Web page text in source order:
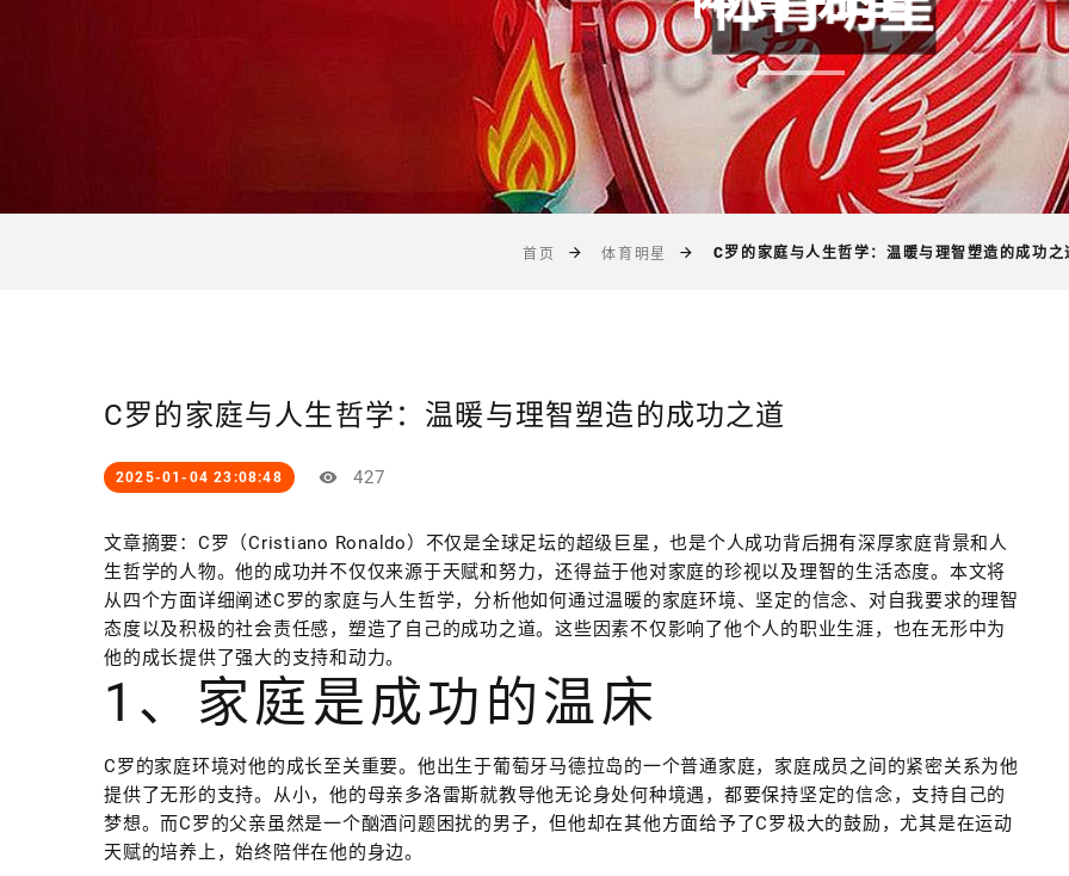
首页 体育明星 C罗的家庭与人生哲学：温暖与理智塑造的成功之
C罗的家庭与人生哲学：温暖与理智塑造的成功之道
2025-01-04 23:08:48 427
文章摘要：C罗（Cristiano Ronaldo）不仅是全球足坛的超级巨星，也是个人成功背后拥有深厚家庭背景和人
生哲学的人物。他的成功并不仅仅来源于天赋和努力，还得益于他对家庭的珍视以及理智的生活态度。本文将
从四个方面详细阐述C罗的家庭与人生哲学，分析他如何通过温暖的家庭环境、坚定的信念、对自我要求的理智
态度以及积极的社会责任感，塑造了自己的成功之道。这些因素不仅影响了他个人的职业生涯，也在无形中为
他的成长提供了强大的支持和动力。
1、家庭是成功的温床
C罗的家庭环境对他的成长至关重要。他出生于葡萄牙马德拉岛的一个普通家庭，家庭成员之间的紧密关系为他
提供了无形的支持。从小，他的母亲多洛雷斯就教导他无论身处何种境遇，都要保持坚定的信念，支持自己的
梦想。而C罗的父亲虽然是一个酗酒问题困扰的男子，但他却在其他方面给予了C罗极大的鼓励，尤其是在运动
天赋的培养上，始终陪伴在他的身边。